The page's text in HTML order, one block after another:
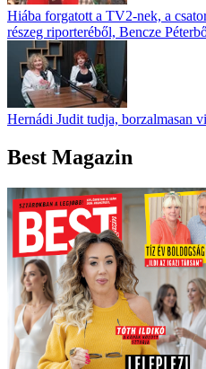
Hiába forgatott a TV2-nek, a
részeg riporteréből, Bencze
Hernádi Judit tudja, borzalmasan
Best Magazin